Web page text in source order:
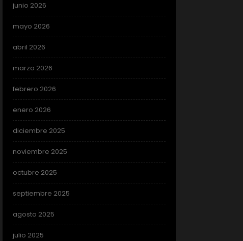
junio 2026
mayo 2026
abril 2026
marzo 2026
febrero 2026
enero 2026
diciembre 2025
noviembre 2025
octubre 2025
septiembre 2025
agosto 2025
julio 2025